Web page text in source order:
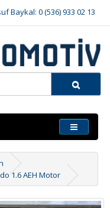
Baykal: 0 (536) 933 02 13
1.6 AEH Motor